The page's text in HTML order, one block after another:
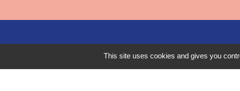
This site uses cookies and gives you